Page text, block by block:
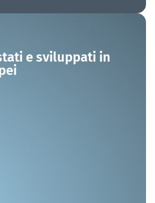
e sviluppati in